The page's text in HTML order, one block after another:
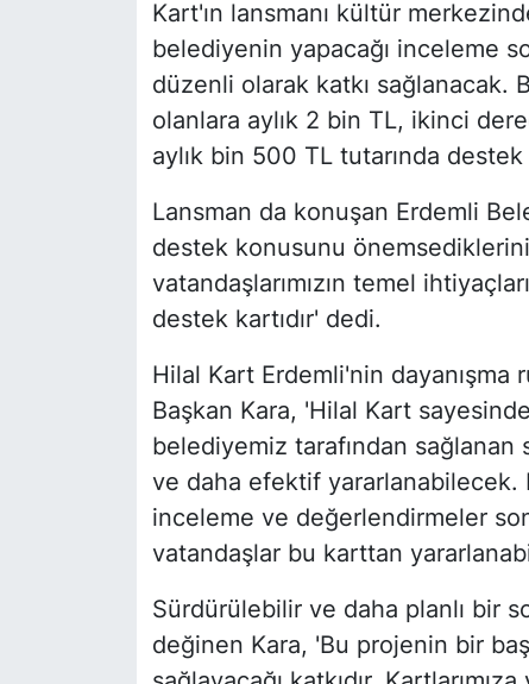
Kart'ın lansmanı kültür
belediyenin yapacağı inceleme
düzenli olarak katkı sağlanacak.
olanlara aylık 2 bin TL, ikinci
aylık bin 500 TL tutarında
Lansman da konuşan Erdemli
destek konusunu
vatandaşlarımızın temel
destek kartıdır' dedi.
Hilal Kart Erdemli'nin dayanışma
Başkan Kara, 'Hilal Kart
belediyemiz tarafından sağlanan
ve daha efektif yararlanabilecek.
inceleme ve değerlendirmeler
vatandaşlar bu karttan
Sürdürülebilir ve daha planlı bir
değinen Kara, 'Bu projenin bir